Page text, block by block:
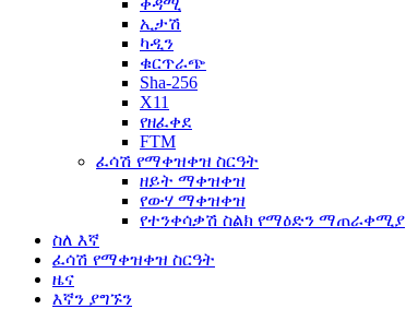
ቀዳሚ
ኢታሽ
ካዲን
ቁርጥራጭ
Sha-256
X11
የዘፈቀደ
FTM
ፈሳሽ የማቀዝቀዝ ስርዓት
ዘይት ማቀዝቀዝ
የውሃ ማቀዝቀዝ
የተንቀሳቃሽ ስልክ የማዕድን ማጠራቀሚያ
ስለ እኛ
ፈሳሽ የማቀዝቀዝ ስርዓት
ዜና
እኛን ያግኙን